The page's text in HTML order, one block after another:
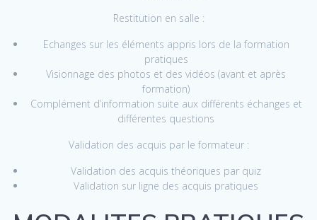
Restitution en salle :
Echanges sur les éléments appris lors de la formation
pratiques
Visionnage des photos et des vidéos (avant et après
formation)
Complément d’information suite aux différents échanges et
différentes questions
Validation des acquis par le formateur :
Validation des acquis théoriques par quiz
Validation sur ligne des acquis pratiques